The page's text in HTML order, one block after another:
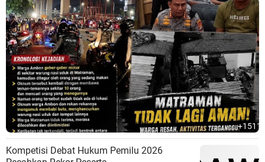
Kompetisi Debat Hukum Pemilu 2026
+1511